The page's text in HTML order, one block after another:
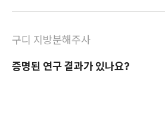
구디 지방분해주사
증명된 연구 결과가 있나요?